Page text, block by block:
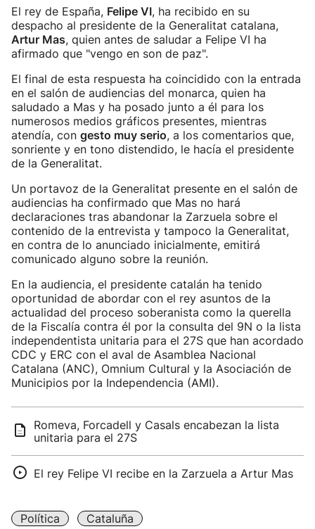
El rey de España, Felipe VI, ha recibido en su
despacho al presidente de la Generalitat catalana,
Artur Mas, quien antes de saludar a Felipe VI ha
afirmado que "vengo en son de paz".
El final de esta respuesta ha coincidido con la entrada
en el salón de audiencias del monarca, quien ha
saludado a Mas y ha posado junto a él para los
numerosos medios gráficos presentes, mientras
atendía, con gesto muy serio, a los comentarios que,
sonriente y en tono distendido, le hacía el presidente
de la Generalitat.
Un portavoz de la Generalitat presente en el salón de
audiencias ha confirmado que Mas no hará
declaraciones tras abandonar la Zarzuela sobre el
contenido de la entrevista y tampoco la Generalitat,
en contra de lo anunciado inicialmente, emitirá
comunicado alguno sobre la reunión.
En la audiencia, el presidente catalán ha tenido
oportunidad de abordar con el rey asuntos de la
actualidad del proceso soberanista como la querella
de la Fiscalía contra él por la consulta del 9N o la lista
independentista unitaria para el 27S que han acordado
CDC y ERC con el aval de Asamblea Nacional
Catalana (ANC), Omnium Cultural y la Asociación de
Municipios por la Independencia (AMI).
Romeva, Forcadell y Casals encabezan la lista
unitaria para el 27S
El rey Felipe VI recibe en la Zarzuela a Artur Mas
Política
Cataluña